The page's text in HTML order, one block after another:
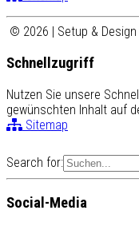
© 2026 | Setup & Design
Schnellzugriff
Nutzen Sie unsere
gewünschten Inhalt auf
Sitemap
Search for:
Social-Media